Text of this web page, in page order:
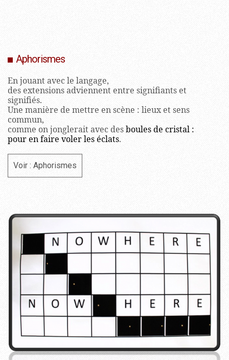
Aphorismes
En jouant avec le langage,
des extensions adviennent entre signifiants et
signifiés.
Une manière de mettre en scène : lieux et sens
commun,
comme on jonglerait avec desboules de cristal :
pour en faire voler les éclats.
Voir : Aphorismes